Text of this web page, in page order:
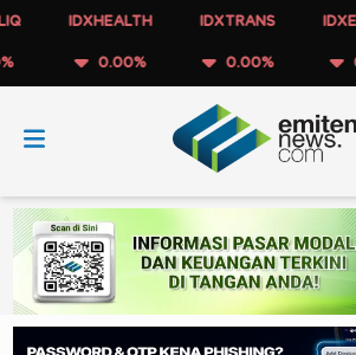
IDXHEALTH
0.00%
IDXTRANS
0.00%